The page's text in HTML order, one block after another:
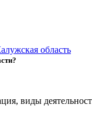
область
виды